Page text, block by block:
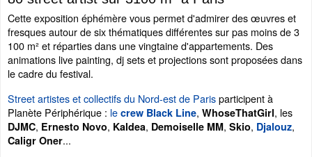
Cette exposition éphémère vous permet d'admirer des œuvres et
fresques autour de six thématiques différentes sur pas moins de 3
100 m² et réparties dans une vingtaine d'appartements. Des
animations live painting, dj sets et projections sont proposées dans
le cadre du festival.
Street artistes et collectifs du Nord-est de Parisparticipent à
Planète Périphérique : le crew Black Line, WhoseThatGirl, les
DJMC, Ernesto Novo, Kaldea, Demoiselle MM, Skio, Djalouz,
Caligr Oner...